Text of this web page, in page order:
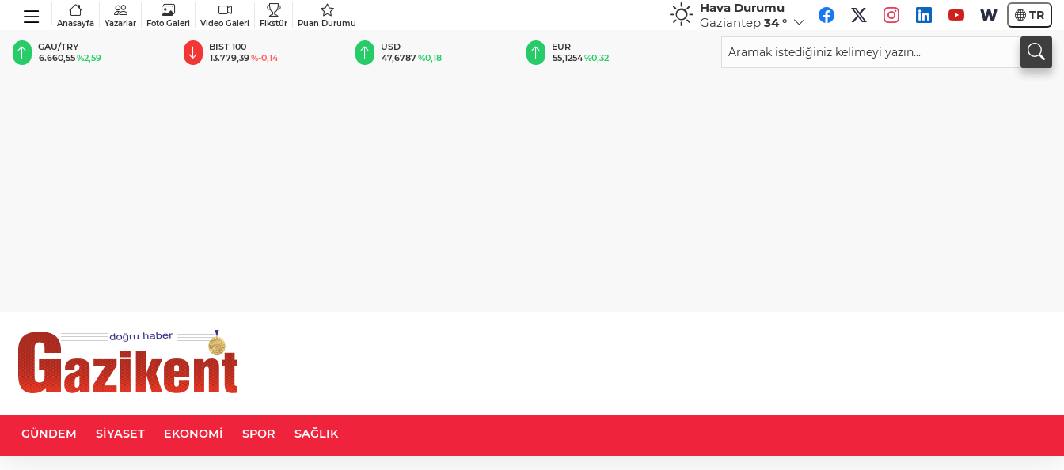
Anasayfa Yazarlar Foto Galeri Video Galeri Fikstür Puan Durumu
Hava Durumu
Gaziantep 34 ° TR
BIST 100
13.779,39%-0,14
USD
47,6787%0,18
EUR
55,1254%0,32
GBP
64,3468%0,38
CHF
59,0083%0,82
34,1883
GÜNDEM SİYASET EKONOMİ SPOR SAĞLIK